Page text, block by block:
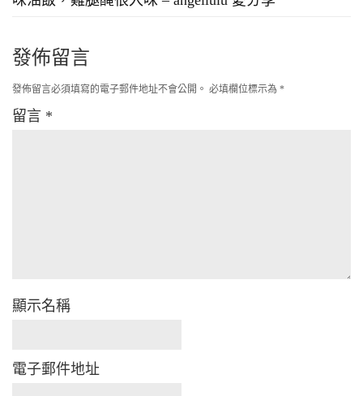
發佈留言
發佈留言必須填寫的電子郵件地址不會公開。 必填欄位標示為 *
留言 *
顯示名稱
電子郵件地址